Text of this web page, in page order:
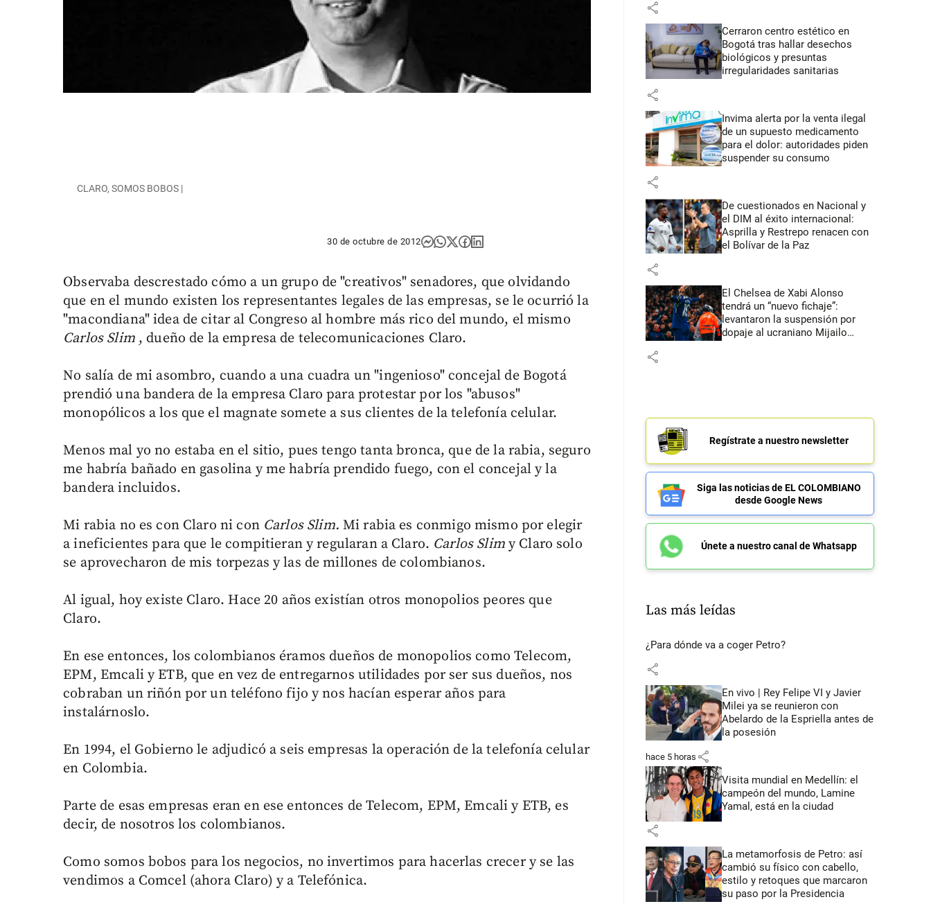
CLARO, SOMOS BOBOS |
30 de octubre de 2012
Observaba descrestado cómo a un grupo de "creativos" senadores, que olvidando
que en el mundo existen los representantes legales de las empresas, se le ocurrió la
"macondiana" idea de citar al Congreso al hombre más rico del mundo, el mismo
Carlos Slim, dueño de la empresa de telecomunicaciones Claro.
No salía de mi asombro, cuando a una cuadra un "ingenioso" concejal de Bogotá
prendió una bandera de la empresa Claro para protestar por los "abusos"
monopólicos a los que el magnate somete a sus clientes de la telefonía celular.
Menos mal yo no estaba en el sitio, pues tengo tanta bronca, que de la rabia, seguro
me habría bañado en gasolina y me habría prendido fuego, con el concejal y la
bandera incluidos.
Mi rabia no es con Claro ni con Carlos Slim. Mi rabia es conmigo mismo por elegir
a ineficientes para que le compitieran y regularan a Claro. Carlos Slimy Claro solo
se aprovecharon de mis torpezas y las de millones de colombianos.
Al igual, hoy existe Claro. Hace 20 años existían otros monopolios peores que
Claro.
En ese entonces, los colombianos éramos dueños de monopolios como Telecom,
EPM, Emcali y ETB, que en vez de entregarnos utilidades por ser sus dueños, nos
cobraban un riñón por un teléfono fijo y nos hacían esperar años para
instalárnoslo.
En 1994, el Gobierno le adjudicó a seis empresas la operación de la telefonía celular
en Colombia.
Parte de esas empresas eran en ese entonces de Telecom, EPM, Emcali y ETB, es
decir, de nosotros los colombianos.
Como somos bobos para los negocios, no invertimos para hacerlas crecer y se las
vendimos a Comcel (ahora Claro) y a Telefónica.
share
Cerraron centro estético en
Bogotá tras hallar desechos
biológicos y presuntas
irregularidades sanitarias
share
Invima alerta por la venta ilegal
de un supuesto medicamento
para el dolor: autoridades piden
suspender su consumo
share
De cuestionados en Nacional y
el DIM al éxito internacional:
Asprilla y Restrepo renacen con
el Bolívar de la Paz
share
El Chelsea de Xabi Alonso
tendrá un “nuevo fichaje”:
levantaron la suspensión por
dopaje al ucraniano Mijailo
share
Regístrate a nuestro newsletter
Siga las noticias de EL COLOMBIANO
desde Google News
Únete a nuestro canal de Whatsapp
Las más leídas
¿Para dónde va a coger Petro?
share
En vivo | Rey Felipe VI y Javier
Milei ya se reunieron con
Abelardo de la Espriella antes de
la posesión
hace 5 horas share
Visita mundial en Medellín: el
campeón del mundo, Lamine
Yamal, está en la ciudad
share
La metamorfosis de Petro: así
cambió su físico con cabello,
estilo y retoques que marcaron
su paso por la Presidencia